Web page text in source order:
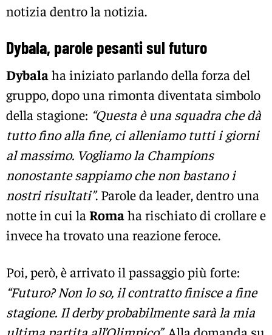
notizia dentro la notizia.
Dybala, parole pesanti sul futuro
Dybalaha iniziato parlando della forza del
gruppo, dopo una rimonta diventata simbolo
della stagione: “Questa è una squadra che dà
tutto fino alla fine, ci alleniamo tutti i giorni
al massimo. Vogliamo la Champions
nonostante sappiamo che non bastano i
nostri risultati”. Parole da leader, dentro una
notte in cui la Romaha rischiato di crollare e
invece ha trovato una reazione feroce.
Poi, però, è arrivato il passaggio più forte:
“Futuro? Non lo so, il contratto finisce a fine
stagione. Il derby probabilmente sarà la mia